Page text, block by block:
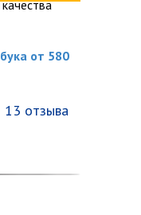
от 580
13 отзыва